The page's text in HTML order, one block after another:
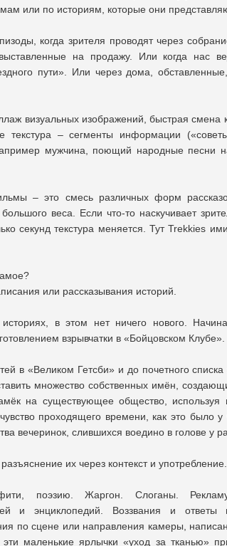
или по историям, которые они
когда зрителя проводят через
на продажу. Или когда нас
пути». Или через дома,
визуальных изображений, быстрая смена
– сегменты информации
мужчина, поющий народные песни
– это смесь различных форм
веса. Если что-то наскучивает
секунд текстура меняется. Тут Trekkies
или рассказывания историй.
в этом нет ничего нового.
взрывчатки в «Бойцовском Клубе».
в «Великом Гетсби» и до почетного
множество собственных имён,
на существующее общество, используя
проходящего времени, как это было
вечеринок, слившихся воедино в голове у
их через контекст и употребление.
поэзию. Жаргон. Слоганы.
и энциклопедий. Воззвания и ответы
по сцене или направления камеры,
маленькие ярлычки «уход за тканью»